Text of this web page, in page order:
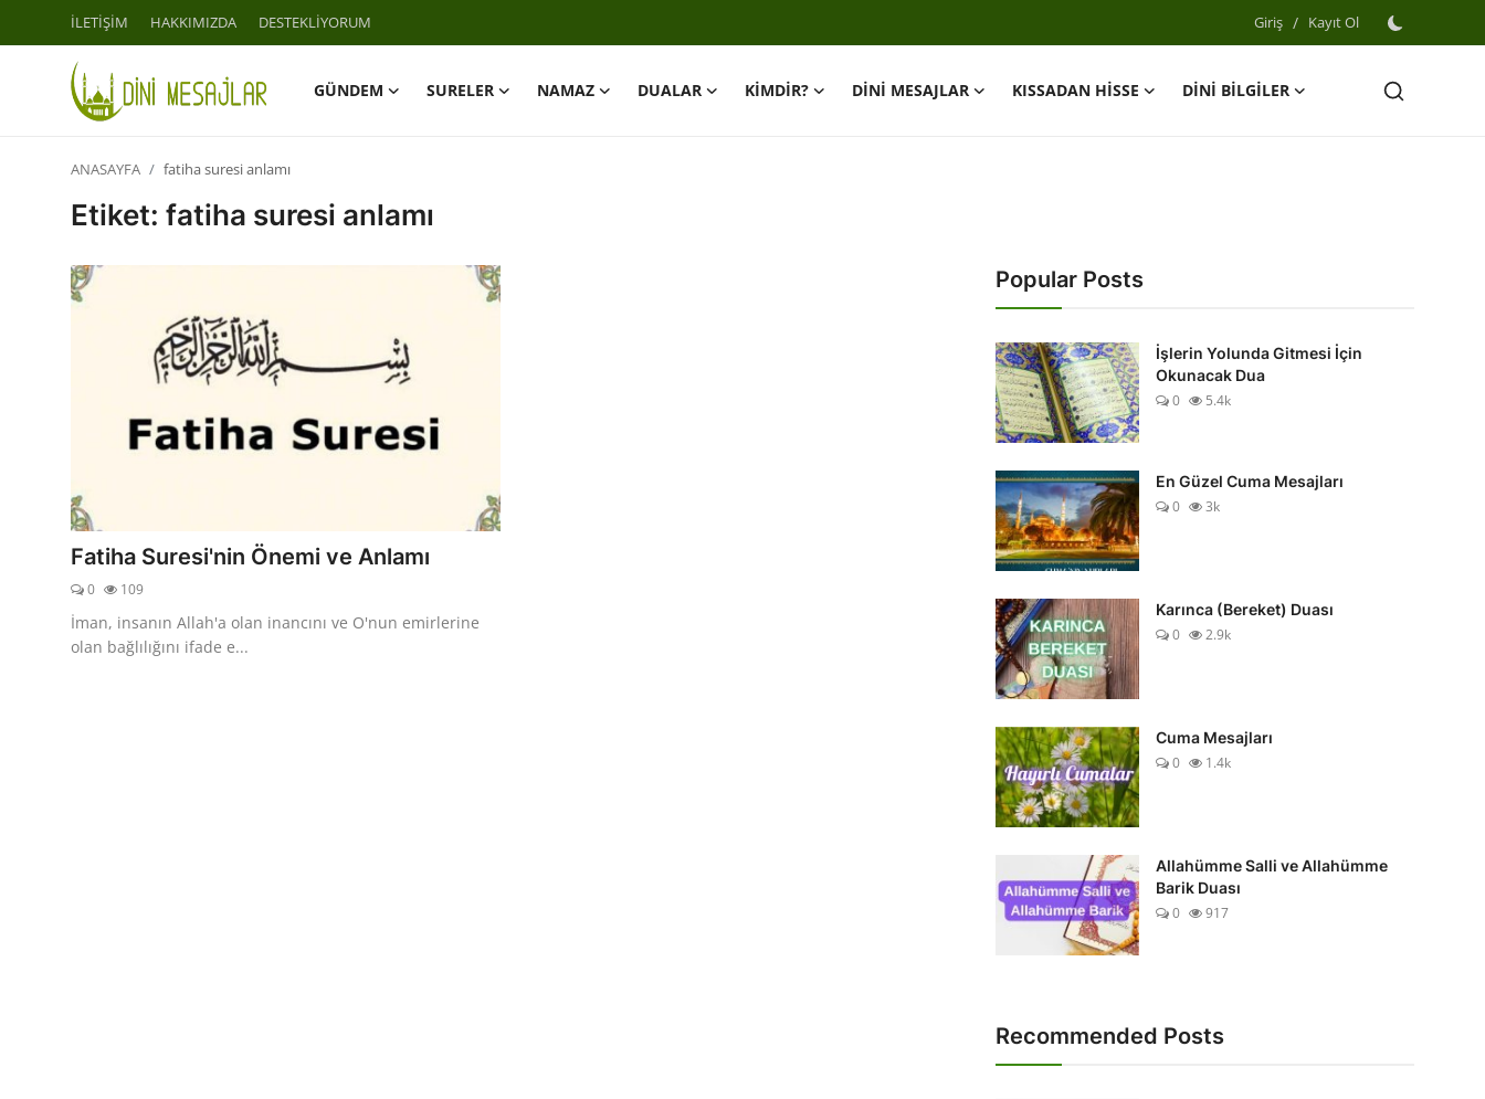
İLETİŞİM HAKKIMIZDA DESTEKLİYORUM Giriş / Kayıt Ol
GÜNDEM SURELER NAMAZ DUALAR KİMDİR? DİNİ MESAJLAR KISSADAN HİSSE
DİNİ BİLGİLER
Giriş
HAKKIMIZDA
DESTEKLİYORUM
DUALAR
KİMDİR?
DİNİ MESAJLAR
ANASAYFA fatiha suresi anlamı
Etiket: fatiha suresi anlamı
Fatiha Suresi'nin Önemi ve Anlamı
0 109
İman, insanın Allah'a olan inancını ve O'nun emirlerine
olan bağlılığını ifade e...
Popular Posts
İşlerin Yolunda Gitmesi İçin
Okunacak Dua
0
5.4k
En Güzel Cuma Mesajları
0
3k
Karınca (Bereket) Duası
0
2.9k
Cuma Mesajları
0
1.4k
Allahümme Salli ve Allahümme
Barik Duası
0
917
Recommended Posts